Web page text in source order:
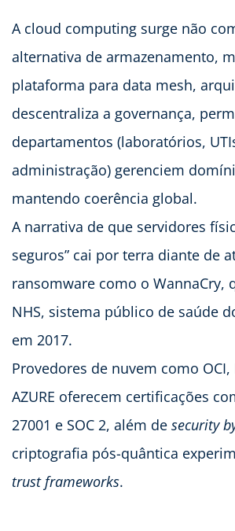
A cloud computing surge não
alternativa de armazenamento,
plataforma para data mesh,
descentraliza a governança,
departamentos (laboratórios,
administração) gerenciem
mantendo coerência global.
A narrativa de que servidores
seguros” cai por terra diante de
ransomware como o WannaCry,
NHS, sistema público de saúde
em 2017.
Provedores de nuvem como OCI,
AZURE oferecem certificações
27001 e SOC 2, além de security
criptografia pós-quântica
trust frameworks.